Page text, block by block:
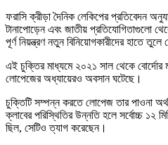
ফরাসি ক্রীড়া দৈনিক লেকিপের প্রতিবেদন
টানাপোড়েন এবং জাতীয় প্রতিযোগিতাগুলো
পূর্ণ নিয়ন্ত্রণ নতুন বিনিয়োগকারীদের হাতে তুলে
এই চুক্তির মাধ্যমে ২০২১ সাল থেকে বোর্দোর
লোপেজের অধ্যায়েরও অবসান ঘটেছে।
চুক্তিটি সম্পন্ন করতে লোপেজ তার পাওনা
ক্লাবের পরিস্থিতির উন্নতি হলে সর্বোচ্চ ১২
ছিল, সেটিও ত্যাগ করেছেন।